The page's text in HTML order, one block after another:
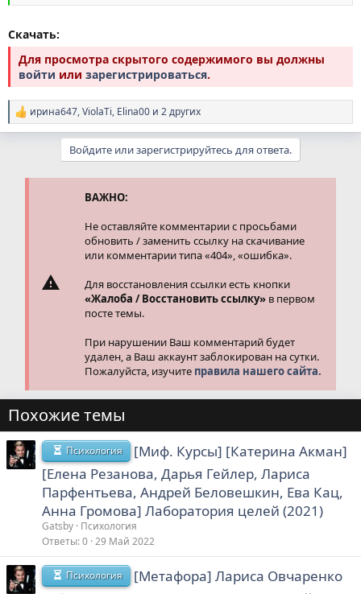
Скачать:
Для просмотра скрытого содержимого вы должны
войти или зарегистрироваться.
Р
е
ирина647,ViolaTi, Elina00 и 2 других
Войдите или зарегистрируйтесь для ответа.
ВАЖНО:
Не оставляйте комментарии с просьбами
обновить / заменить ссылку на скачивание
или комментарии типа «404», «ошибка».
Для восстановления ссылки есть кнопки
«Жалоба / Восстановить ссылку» в первом
посте темы.
При нарушении Ваш комментарий будет
удален, а Ваш аккаунт заблокирован на сутки.
Пожалуйста, изучите правила нашего сайта.
Похожие темы
Психология
[Миф. Курсы] [Катерина Акман]
[Елена Резанова, Дарья Гейлер, Лариса
Парфентьева, Андрей Беловешкин, Ева Кац,
Анна Громова] Лаборатория целей (2021)
Gatsby Психология
Ответы 0 29 Май 2022
Психология
[Метафора] Лариса Овчаренко